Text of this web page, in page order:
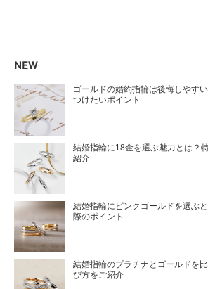
NEW
ゴールドの婚約指輪は後悔しやす
つけたいポイント
結婚指輪に18金を選ぶ魅力とは？
紹介
結婚指輪にピンクゴールドを選ぶ
際のポイント
結婚指輪のプラチナとゴールドを
び方をご紹介